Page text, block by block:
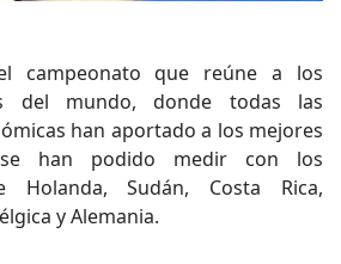
campeonato que reúne a los
del mundo, donde todas las
han aportado a los mejores
han podido medir con los
Holanda, Sudán, Costa Rica,
y Alemania.